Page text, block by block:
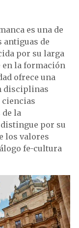
es una de
antiguas de
por su larga
en la formación
ofrece una
disciplinas
ciencias
de la
por su
los valores
fe-cultura